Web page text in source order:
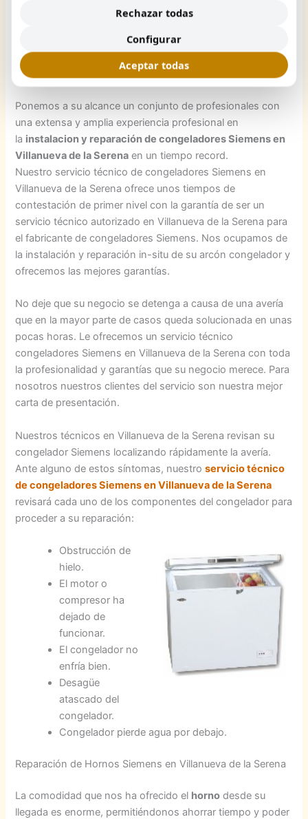
Mensaje de error o alarma.
Reparación de Congeladores Siemens en Villanueva de la
Serena
Ponemos a su alcance un conjunto de profesionales con
una extensa y amplia experiencia profesional en
la instalacion y reparación de congeladores Siemens en
Villanueva de la Serena en un tiempo record.
Nuestro servicio técnico de congeladores Siemens en
Villanueva de la Serena ofrece unos tiempos de
contestación de primer nivel con la garantía de ser un
servicio técnico autorizado en Villanueva de la Serena para
el fabricante de congeladores Siemens. Nos ocupamos de
la instalación y reparación in-situ de su arcón congelador y
ofrecemos las mejores garantías.
No deje que su negocio se detenga a causa de una avería
que en la mayor parte de casos queda solucionada en unas
pocas horas. Le ofrecemos un servicio técnico
congeladores Siemens en Villanueva de la Serena con toda
la profesionalidad y garantías que su negocio merece. Para
nosotros nuestros clientes del servicio son nuestra mejor
carta de presentación.
Nuestros técnicos en Villanueva de la Serena revisan su
congelador Siemens localizando rápidamente la avería.
Ante alguno de estos síntomas, nuestroservicio técnico
de congeladores Siemens en Villanueva de la Serena
revisará cada uno de los componentes del congelador para
proceder a su reparación:
Obstrucción de
hielo.
El motor o
compresor ha
dejado de
funcionar.
El congelador no
enfría bien.
Desagüe
atascado del
congelador.
Congelador pierde agua por debajo.
Reparación de Hornos Siemens en Villanueva de la Serena
La comodidad que nos ha ofrecido el horno desde su
llegada es enorme, permitiéndonos ahorrar tiempo y poder
Rechazar todas
Configurar
Aceptar todas